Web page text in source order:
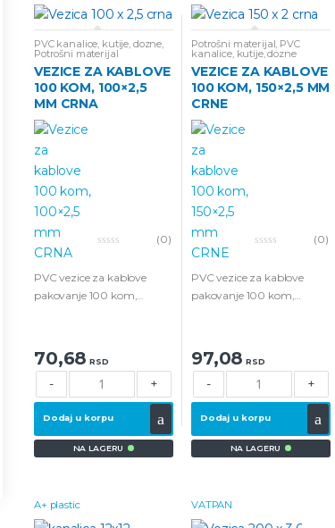
PVC kanalice, kutije, dozne,
Potrošni materijal
VEZICE ZA KABLOVE
100 KOM, 100×2,5
MM CRNA
u
o
(0)
PVC vezice za kablove
pakovanje 100 kom,
70,68 RSD
- +
Dodaj u korpu
NA LAGERU
Potrošni materijal, PVC
kanalice, kutije, dozne
VEZICE ZA KABLOVE
100 KOM, 150×2,5 MM
CRNE
u
o
(0)
PVC vezice za kablove
pakovanje 100 kom,
97,08 RSD
- +
Dodaj u korpu
NA LAGERU
A+ plastic VATPAN